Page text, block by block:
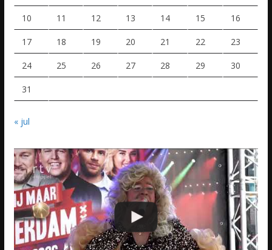
10 11 12 13 14 15 16
17 18 19 20 21 22 23
24 25 26 27 28 29 30
31
« jul